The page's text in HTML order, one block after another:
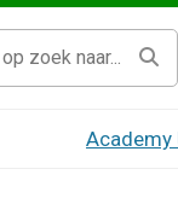
Academy